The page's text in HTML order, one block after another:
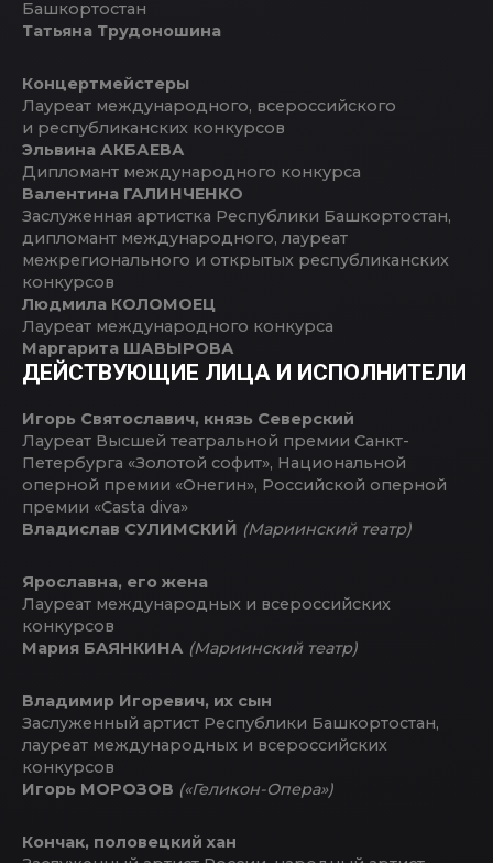
Башкортостан
Татьяна Трудоношина
Концертмейстеры
Лауреат международного, всероссийского
и республиканских конкурсов
Эльвина АКБАЕВА
Дипломант международного конкурса
Валентина ГАЛИНЧЕНКО
Заслуженная артистка Республики Башкортостан,
дипломант международного, лауреат
межрегионального и открытых республиканских
конкурсов
Людмила КОЛОМОЕЦ
Лауреат международного конкурса
Маргарита ШАВЫРОВА
ДЕЙСТВУЮЩИЕ ЛИЦА И ИСПОЛНИТЕЛИ
Игорь Святославич, князь Северский
Лауреат Высшей театральной премии Санкт-
Петербурга «Золотой софит», Национальной
оперной премии «Онегин», Российской оперной
премии «Casta diva»
Владислав СУЛИМСКИЙ (Мариинский театр)
Ярославна, его жена
Лауреат международных и всероссийских
конкурсов
Мария БАЯНКИНА (Мариинский театр)
Владимир Игоревич, их сын
Заслуженный артист Республики Башкортостан,
лауреат международных и всероссийских
конкурсов
Игорь МОРОЗОВ («Геликон-Опера»)
Кончак, половецкий хан